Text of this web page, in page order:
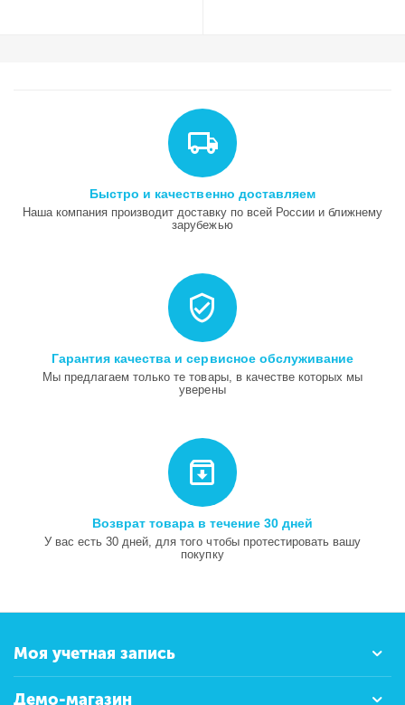
Быстро и качественно доставляем
Наша компания производит доставку по всей России и ближнему
зарубежью
Гарантия качества и сервисное обслуживание
Мы предлагаем только те товары, в качестве которых мы
уверены
Возврат товара в течение 30 дней
У вас есть 30 дней, для того чтобы протестировать вашу
покупку
Моя учетная запись
Демо-магазин